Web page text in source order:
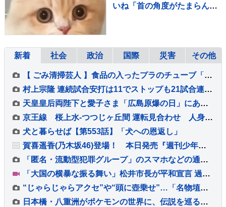
いね「首の角度がたまらん」
新着 社会 政治 国際 災害 その他
【 ごみ清掃芸人 】食品の入ったプラのチューブ「このように残っていたら、可燃ごみ（地域によって不燃）」「中身を洗えばプラ資源になります」【マシンガンズ滝沢】
村上宗隆 連続試合安打は11でストップも21試合連続出塁、チームは投手陣が2死から失点を重ね連敗、3カードぶりの負け越し
天皇皇后両陛下と愛子さま「広島原爆の日」にあたり黙とう 8月6日
京王線 桜上水-つつじヶ丘間 運転見合わせ 人身事故のため
犬と暮らせば【第553話】「犬への恩返し」
賀喜遥香(乃木坂46)登場！ 本日発売『週刊少年チャンピオン』 賀喜「乃木坂46はとても愛にあふれた、やさしいグループです」
「匿名・流動型犯罪グループ」のスマホなどの通信内容把握へ 計画段階で未然防止 新たな手法導入の検討で法整備も視野 警察庁
「大国の横暴な振る舞い」松井市長が平和宣言 過去最多121の国と地域が参列の広島「平和記念式典」 高市総理「核兵器のない世界」に向けて力を尽くす
“じゃらじゃらアクセ”や“頭に壺乗せ”…「名物埴輪」を無料で堪能できる大学博物館【THE TIME,】
日本橋・八重洲がポケモンの世界に、伝説を巡る街歩き型の謎解きイベント開催